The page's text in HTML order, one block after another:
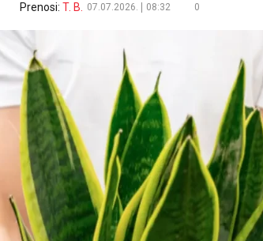
Prenosi: T. B. 07.07.2026. 08:32 0